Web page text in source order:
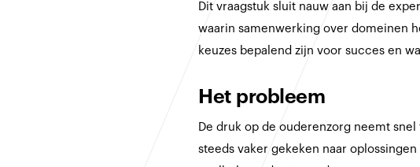
Dit vraagstuk sluit nauw aan bij de
waarin samenwerking over domeinen
keuzes bepalend zijn voor succes en
Het probleem
De druk op de ouderenzorg neemt
steeds vaker gekeken naar